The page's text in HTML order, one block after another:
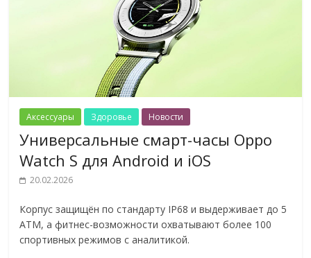
Аксессуары Здоровье Новости
Универсальные смарт-часы Oppo
Watch S для Android и iOS
20.02.2026
Корпус защищён по стандарту IP68 и выдерживает до 5
ATM, а фитнес-возможности охватывают более 100
спортивных режимов с аналитикой.